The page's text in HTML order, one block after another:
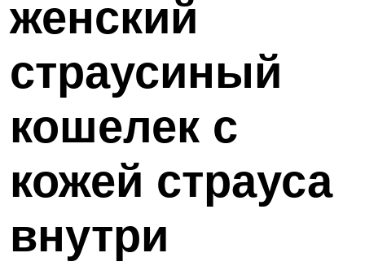
женский
страусиный
кошелек с
кожей страуса
внутри